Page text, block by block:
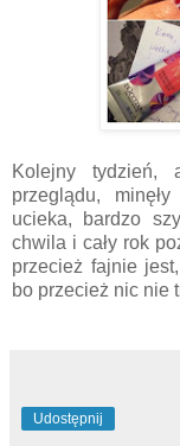
Kolejny tydzień,
przeglądu,
ucieka, bardzo
chwila i cały rok
przecież fajnie
bo przecież nic nie
Udostępnij